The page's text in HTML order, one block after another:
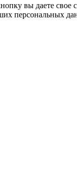
вы даете свое
персональных